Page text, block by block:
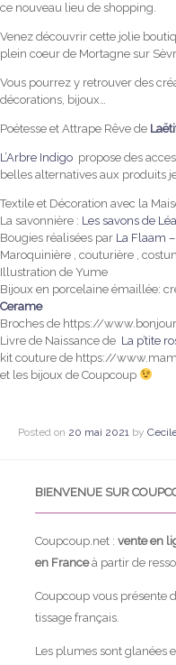
ce nouveau lieu de shopping.
Venez découvrir cette jolie
plein coeur de Mortagne sur
Vous pourrez y retrouver des
décorations, bijoux…
Poétesse et Attrape Rêve de
L’Arbre Indigo propose des
belles alternatives aux produits
Textile et Décoration avec la
La savonnière : Les savons de
Bougies réalisées par La Flaam
Maroquinière , couturière ,
Illustration de Yume
Bijoux en porcelaine émaillée:
Cerame
Broches de https://
Livre de Naissance de La p’tite
kit couture de https://
et les bijoux de Coupcoup
Posted on 20 mai 2021 by
BIENVENUE SUR
Coupcoup.net : vente en
en Franceà partir de
Coupcoup vous présente
tissage français.
Les plumes sont glanées